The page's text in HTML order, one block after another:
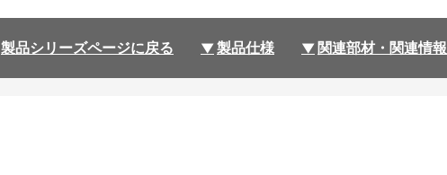
製品シリーズページに戻る 製品仕様 関連部材・関連情報